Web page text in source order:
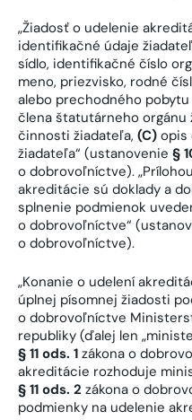
„Žiadosť o udelenie
identifikačné údaje
sídlo, identifikačné číslo
meno, priezvisko, rodné
alebo prechodného
člena štatutárneho orgánu
činnosti žiadateľa, (C) opis
žiadateľa“ (ustanovenie §
o dobrovoľníctve).
akreditácie sú doklady a
splnenie podmienok
o dobrovoľníctve“
o dobrovoľníctve).
„Konanie o udelení
úplnej písomnej žiadosti
o dobrovoľníctve
republiky (ďalej len
§ 11 ods. 1 zákona o
akreditácie rozhoduje
§ 11 ods. 2 zákona o
podmienky na udelenie